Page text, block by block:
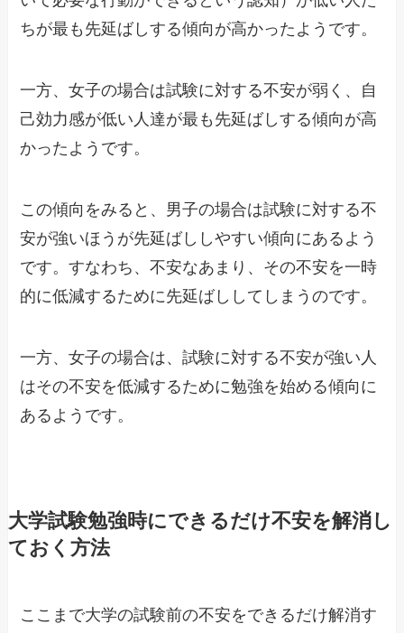
ちが最も先延ばしする傾向が高かったようです。
一方、女子の場合は試験に対する不安が弱く、自
己効力感が低い人達が最も先延ばしする傾向が高
かったようです。
この傾向をみると、男子の場合は試験に対する不
安が強いほうが先延ばししやすい傾向にあるよう
です。すなわち、不安なあまり、その不安を一時
的に低減するために先延ばししてしまうのです。
一方、女子の場合は、試験に対する不安が強い人
はその不安を低減するために勉強を始める傾向に
あるようです。
大学試験勉強時にできるだけ不安を解消し
ておく方法
ここまで大学の試験前の不安をできるだけ解消す